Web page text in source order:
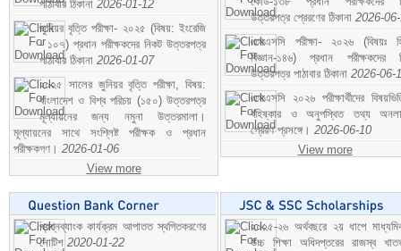
পাঠাবার ঠিকানা 2026-01-12
জুনিয়র বৃত্তি পরীক্ষা- ২০২৫ (বিষয়: ইংরেজি
- ১০৭) প্রধান পরীক্ষকদের নিকট উত্তরপত্র
পাঠাবার ঠিকানা 2026-01-07
২০২৫ সালের জুনিয়র বৃত্তি পরীক্ষা, বিষয়:
বাংলাদেশ ও বিশ্ব পরিচয় (১৫০) উত্তরপত্র
মূল্যায়নের জন্য নমুনা উত্তরমালা।
মূল্যায়নের সাথে সংশ্লিষ্ট পরীক্ষক ও প্রধান
পরীক্ষকগণ। 2026-01-06
View more
উত্তরপত্র প্রেরণের ঠিকানা 2026-
এসএসসি পরীক্ষা- ২০২৬ (বিষয়ঃ
বিজ্ঞান-১৪৬) প্রধান পরীক্ষকদের
উত্তরপত্র পাঠাবার ঠিকানা 2026-06-
এসএসসি ২০২৬ পরীক্ষার্থীদের
বহিষ্কার ও অনুপস্থিত তথ্য
প্রেরণ প্রসঙ্গে। 2026-06-10
View more
প্রশ্নব্যাংক কার্যক্রম আপাতত স্থগিতকরণের
নোটিশ 2020-01-22
২০২৫-২৬ অর্থবছরে ২য় ধাপে
উচ্চ শিক্ষা অধিদপ্তরের রাজস্ব